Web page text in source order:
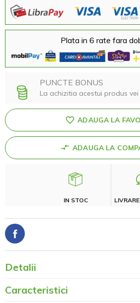
Plata in 6 rate fara
PUNCTE BONUS
La achizitia acestui produs
ADAUGA LA
ADAUGA LA
IN STOC
Detalii
Caracteristici